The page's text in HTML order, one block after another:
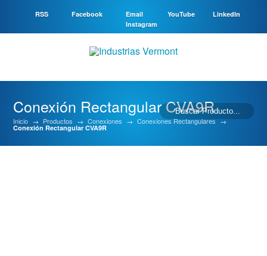
RSS Facebook Email YouTube
LinkedIn
Instagram
Conexión Rectangular CVA9R
Inicio → Productos → Conexiones → Conexiones Rectangulares →
Conexión Rectangular CVA9R